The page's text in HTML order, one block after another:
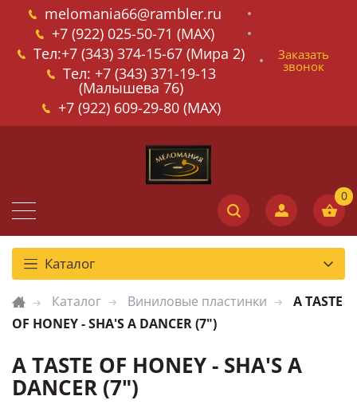
melomania66@rambler.ru
+7 (922) 025-50-71 (MAX)
Тел:+7 (343) 374-15-67 (Мира 2)
Тел: +7 (343) 371-19-13
(Малышева 76)
+7 (922) 609-29-80 (MAX)
Заказать
звонок
Каталог
Каталог Виниловые пластинки
A TASTE
OF HONEY - SHA'S A DANCER (7")
A TASTE OF HONEY - SHA'S A
DANCER (7")